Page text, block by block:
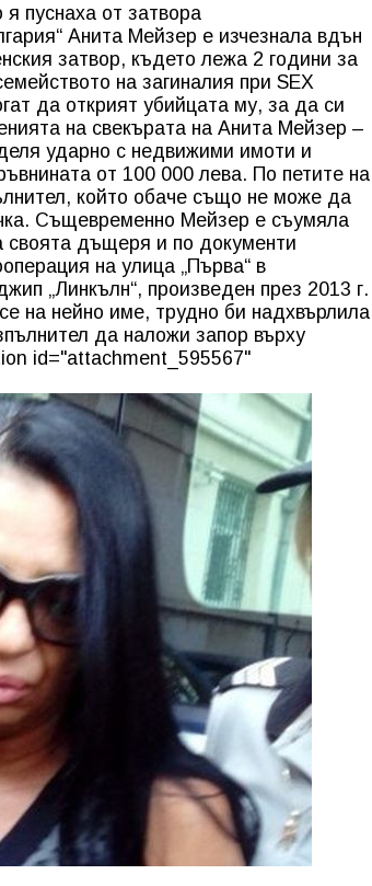
пуснаха от затвора
Анита Мейзер е изчезнала вдън
затвор, където лежа 2 години за
на загиналия при SEX
да открият убийцата му, за да си
на свекърата на Анита Мейзер –
ударно с недвижими имоти и
от 100 000 лева. По петите на
който обаче също не може да
Същевременно Мейзер е съумяла
своята дъщеря и по документи
на улица „Първа“ в
„Линкълн“, произведен през 2013 г.
на нейно име, трудно би надхвърлила
да наложи запор върху
id="attachment_595567"